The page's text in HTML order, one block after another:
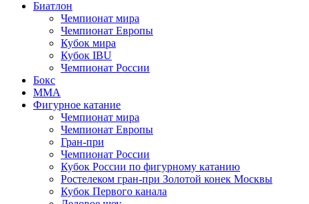
Биатлон
Чемпионат мира
Чемпионат Европы
Кубок мира
Кубок IBU
Чемпионат России
Бокс
MMA
Фигурное катание
Чемпионат мира
Чемпионат Европы
Гран-при
Чемпионат России
Кубок России по фигурному катанию
Ростелеком гран-при Золотой конек Москвы
Кубок Первого канала